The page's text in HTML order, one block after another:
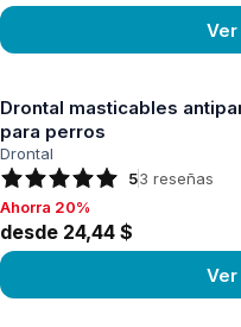
Drontal masticables
para perros
Drontal
53 reseñas
Ahorra 20%, desde 24,44
Ahorra 20%
desde 24,44 $